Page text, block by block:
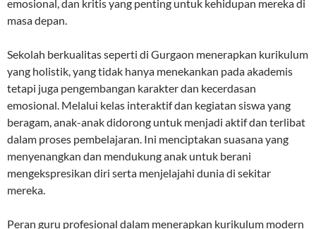
emosional, dan kritis yang penting untuk kehidupan mereka di
masa depan.
Sekolah berkualitas seperti di Gurgaon menerapkan kurikulum
yang holistik, yang tidak hanya menekankan pada akademis
tetapi juga pengembangan karakter dan kecerdasan
emosional. Melalui kelas interaktif dan kegiatan siswa yang
beragam, anak-anak didorong untuk menjadi aktif dan terlibat
dalam proses pembelajaran. Ini menciptakan suasana yang
menyenangkan dan mendukung anak untuk berani
mengekspresikan diri serta menjelajahi dunia di sekitar
mereka.
Peran guru profesional dalam menerapkan kurikulum modern